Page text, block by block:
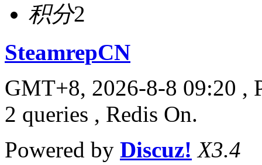
积分2
SteamrepCN
GMT+8, 2026-8-8 09:20 ,
2 queries , Redis On.
Powered by Discuz! X3.4